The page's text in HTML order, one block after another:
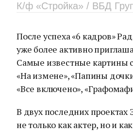
К/ф «Стройка» / ВБД
После успеха «6 кадров»
уже более активно
Самые известные картины
«На измене», «Папины
«Все включено»,
В двух последних проектах
не только как актер, но и